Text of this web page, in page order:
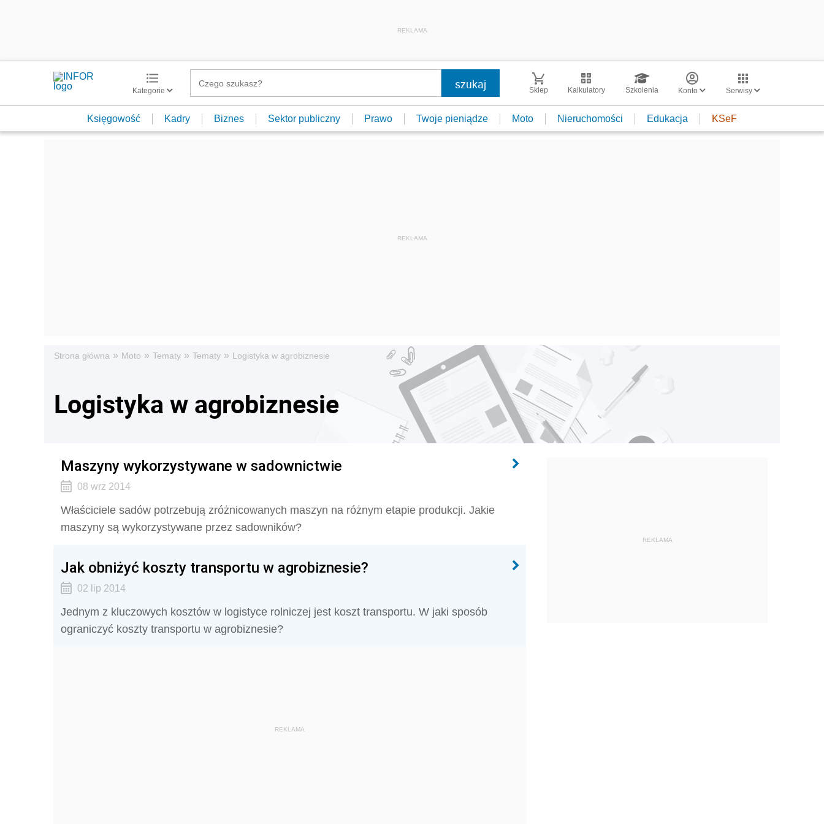
REKLAMA
Kategorie Sklep Kalkulatory Szkolenia Konto Serwisy
Księgowość Kadry Biznes Sektor publiczny Prawo Twoje pieniądze Moto Nieruchomości Edukacja KSeF
Strona główna » Moto » Tematy » Tematy » Logistyka w agrobiznesie
Logistyka w agrobiznesie
Maszyny wykorzystywane w sadownictwie
08 wrz 2014
Właściciele sadów potrzebują zróżnicowanych maszyn na różnym etapie produkcji. Jakie
maszyny są wykorzystywane przez sadowników?
Jak obniżyć koszty transportu w agrobiznesie?
02 lip 2014
Jednym z kluczowych kosztów w logistyce rolniczej jest koszt transportu. W jaki sposób
ograniczyć koszty transportu w agrobiznesie?
REKLAMA
REKLAMA